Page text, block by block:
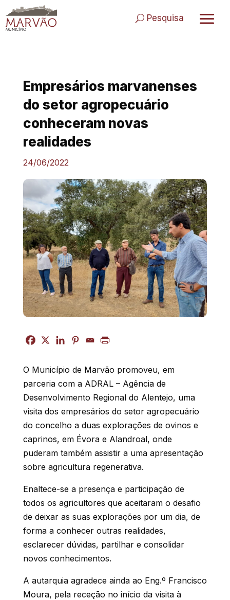
to
content
Pesquisa
Empresários marvanenses
do setor agropecuário
conheceram novas
realidades
24/06/2022
O Município de Marvão promoveu, em
parceria com a ADRAL – Agência de
Desenvolvimento Regional do Alentejo, uma
visita dos empresários do setor agropecuário
do concelho a duas explorações de ovinos e
caprinos, em Évora e Alandroal, onde
puderam também assistir a uma apresentação
sobre agricultura regenerativa.
Enaltece-se a presença e participação de
todos os agricultores que aceitaram o desafio
de deixar as suas explorações por um dia, de
forma a conhecer outras realidades,
esclarecer dúvidas, partilhar e consolidar
novos conhecimentos.
A autarquia agradece ainda ao Eng.º Francisco
Moura, pela receção no início da visita à